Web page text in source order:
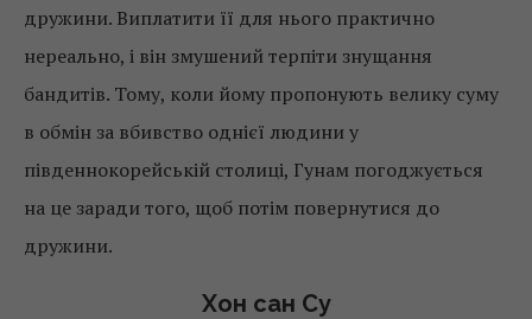
дружини. Виплатити її для нього практично
нереально, і він змушений терпіти знущання
бандитів. Тому, коли йому пропонують велику суму
в обмін за вбивство однієї людини у
південнокорейській столиці, Гунам погоджується
на це заради того, щоб потім повернутися до
дружини.
Хон сан Су